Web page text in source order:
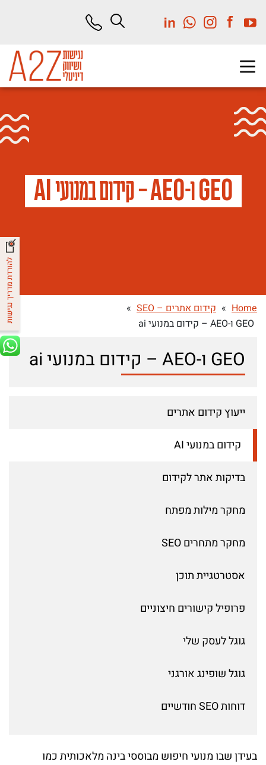
GEO ו- AEO – קידום במנועי ai
Home
» קידום אתרים – SEO
»
GEO ו-AEO – קידום במנועי ai
GEO ו-AEO – קידום במנועי ai
ייעוץ קידום אתרים
קידום במנועי AI
בדיקות אתר לקידום
מחקר מילות מפתח
מחקר מתחרים SEO
אסטרטגיית תוכן
פרופיל קישורים חיצוניים
גוגל לעסק שלי
גוגל שופינג אורגני
דוחות SEO חודשיים
בעידן שבו מנועי חיפוש מבוססי בינה מלאכותית כמו